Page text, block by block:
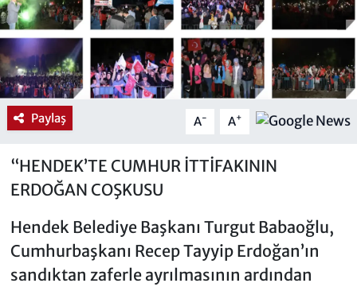
Paylaş A- A+
“HENDEK’TE CUMHUR İTTİFAKININ
ERDOĞAN COŞKUSU
Hendek Belediye Başkanı Turgut Babaoğlu,
Cumhurbaşkanı Recep Tayyip Erdoğan’ın
sandıktan zaferle ayrılmasının ardından